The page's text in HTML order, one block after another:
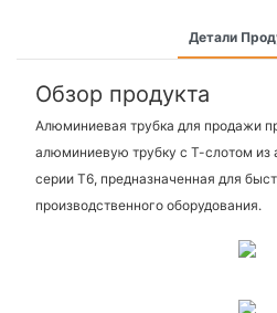
Детали
Обзор продукта
Алюминиевая трубка для продажи
алюминиевую трубку с Т-слотом из
серии T6, предназначенная для
производственного оборудования.